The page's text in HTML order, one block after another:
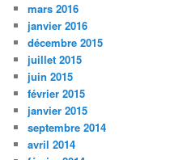
mars 2016
janvier 2016
décembre 2015
juillet 2015
juin 2015
février 2015
janvier 2015
septembre 2014
avril 2014